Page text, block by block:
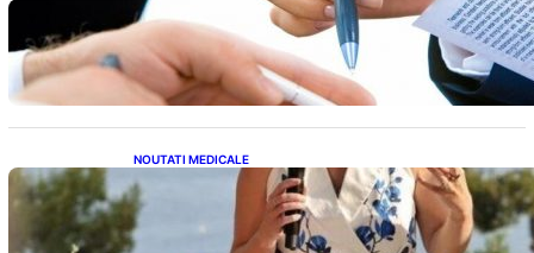
Acordul României cu Banca Mondială: O
Analiză Detaliată a Împrumutului și
Condițiilor Impuse
NOUTATI MEDICALE
Nașterea prințesei Eugenie la Lisabona: O
alegere plină de semnificație pentru familia
regală britanică